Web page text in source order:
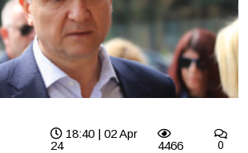
18:40 | 02 Apr
24
4466 0